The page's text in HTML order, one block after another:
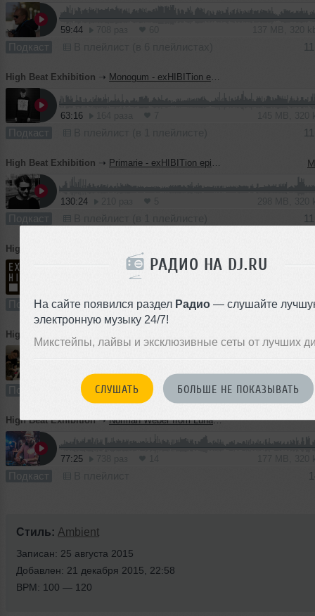
РАДИО НА DJ.RU
На сайте появился раздел Радио — слушайте
электронную музыку 24/7!
Микстейпы, лайвы и эксклюзивные сеты от лучших
СЛУШАТЬ БОЛЬШЕ НЕ ПОКАЗЫВАТЬ
59:44
Подкаст
High Beat Exhibition ➝ Monogum - exHIBITion episode 29
63:16
Подкаст
High Beat Exhibition ➝ Primarie - exHIBITion episode 28
130:24
Подкаст
High Beat Exhibition
Подкаст В плейлист (в 2 плейлистах)
High Beat Exhibition
163 раза 125 MB, 192
Подкаст В плейлист (в 1 плейлисте)
High Beat Exhibition ➝Norman Weber from Luna City Express - exHIBITion episode 25
77:25
Подкаст
Стиль: Ambient
Записан: 25 августа 2015
Добавлен: 21 декабря 2015, 22:58
BPM: 100 — 120